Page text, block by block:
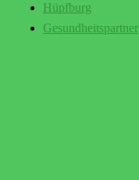
Hüpfburg
Gesundheitspartner